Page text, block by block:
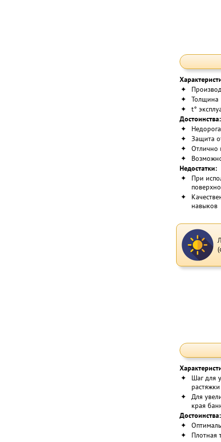
✦
✦
Толщина
✦
t°
Достоинства:
✦
✦
Защита
✦
Отлично
✦
Недостатки:
✦
При
✦
навыков
✦
Шаг для
✦
Для
края
Достоинства:
✦
✦
Плотная